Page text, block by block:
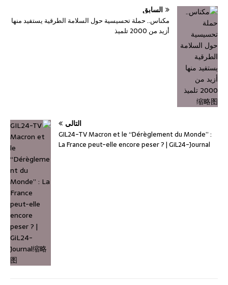
السابق
مكناس.. حملة تحسيسية حول السلامة الطرقية يستفيد منها
أزيد من 2000 تلميذ
التالي
GIL24-TV Macron et le “Dérèglement du Monde” :
La France peut-elle encore peser ? | GiL24-Journal